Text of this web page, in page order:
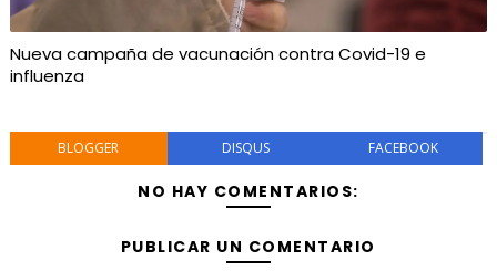
Nueva campaña de vacunación contra Covid-19 e
influenza
BLOGGER DISQUS FACEBOOK
NO HAY COMENTARIOS:
PUBLICAR UN COMENTARIO